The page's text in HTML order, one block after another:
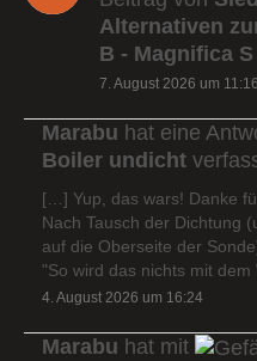
Alternativen
B - Magnifica S
7. August 2026 um 11:16
Marabu hat eine
Boiler undicht
[…] Yup, das wars! Danke
Nach Tausch der Dichtung
auf die Oberseite der
"So wird das nichts mit
4. August 2026 um 16:24
Marabu hat mit